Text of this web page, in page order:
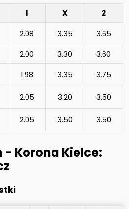
1 X
2
2.08
3.35
3.65
2.00
3.30
3.60
1.98
3.35 3.75
2.05 3.20 3.50
2.05 3.50 3.50
- Korona Kielce: